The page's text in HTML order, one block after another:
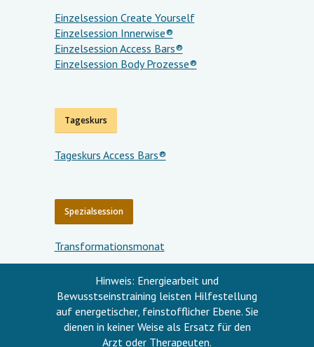
Einzelsession Create Yourself
Einzelsession Innerwise®
Einzelsession Access Bars®
Einzelsession Body Prozesse®
Tageskurs
Tageskurs Access Bars®
Spezialsession
Transformationsmonat
Hinweis: Energiearbeit und
Bewusstseinstraining leisten Hilfestellung
auf energetischer, feinstofflicher Ebene. Sie
dienen in keiner Weise als Ersatz für den
Arzt oder Therapeuten.